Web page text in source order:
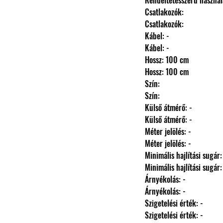
                Csatlakozók:
                Csatlakozók:
                Kábel: -
                Kábel: -
                Hossz: 100 cm
                Hossz: 100 cm
                Szín:
                Szín:
                Külső átmérő: -
                Külső átmérő: -
                Méter jelölés: -
                Méter jelölés: -
Minimális hajlítási
Minimális hajlítási
                Árnyékolás: -
                Árnyékolás: -
                Szigetelési érték: -
                Szigetelési érték: -